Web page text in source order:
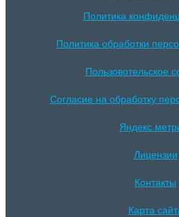
Политика
Политика обработки
Пользовотельское
Согласие на обработку
Яндекс
Лицензии
Контакты
Карта